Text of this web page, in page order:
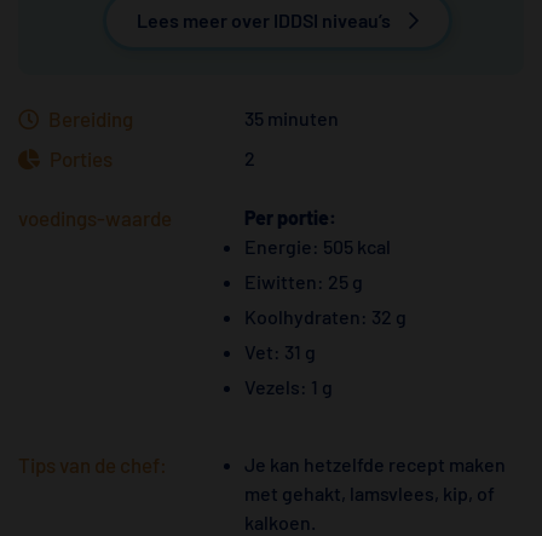
Lees meer over IDDSI niveau’s
Bereiding 35 minuten
Porties 2
voedings-waarde
Per portie:
Energie: 505 kcal
Eiwitten: 25 g
Koolhydraten: 32 g
Vet: 31 g
Vezels: 1 g
Tips van de chef:
Je kan hetzelfde recept maken
met gehakt, lamsvlees, kip, of
kalkoen.